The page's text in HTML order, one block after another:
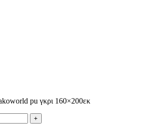
pu γκρι 160×200εκ